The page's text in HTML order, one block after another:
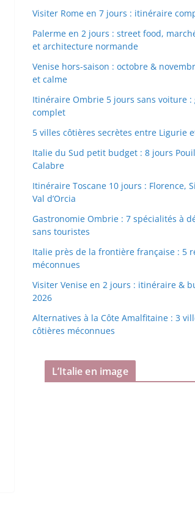
Visiter Rome en 7 jours : itinéraire
Palerme en 2 jours : street food,
et architecture normande
Venise hors-saison : octobre &
et calme
Itinéraire Ombrie 5 jours sans voiture :
complet
5 villes côtières secrètes entre Ligurie
Italie du Sud petit budget : 8 jours
Calabre
Itinéraire Toscane 10 jours : Florence,
Val d’Orcia
Gastronomie Ombrie : 7 spécialités à
sans touristes
Italie près de la frontière française : 5
méconnues
Visiter Venise en 2 jours : itinéraire &
2026
Alternatives à la Côte Amalfitaine : 3
côtières méconnues
L’Italie en image